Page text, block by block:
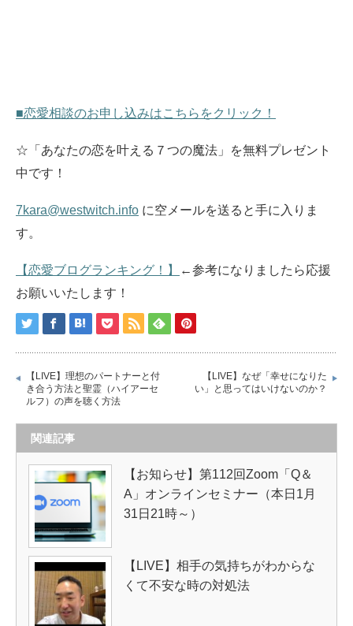
■恋愛相談のお申し込みはこちらをクリック！
☆「あなたの恋を叶える７つの魔法」を無料プレゼント
中です！
7kara@westwitch.info に空メールを送ると手に入りま
す。
【恋愛ブログランキング！】
←参考になりましたら応援
お願いいたします！
【LIVE】理想のパートナーと付
き合う方法と聖霊（ハイアーセ
ルフ）の声を聴く方法
【LIVE】なぜ「幸せになりた
い」と思ってはいけないのか？
関連記事
【お知らせ】第112回Zoom「Q＆
A」オンラインセミナー（本日1月
31日21時～）
【LIVE】相手の気持ちがわからな
くて不安な時の対処法